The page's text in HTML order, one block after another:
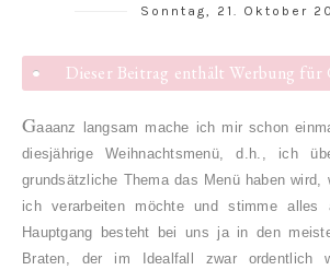
Sonntag, 21. Oktober
Dieser Beitrag enthält Werbung für
Gaaanz langsam mache ich mir schon
diesjährige Weihnachtsmenü, d.h., ich
grundsätzliche Thema das Menü haben wird,
ich verarbeiten möchte und stimme alles
Hauptgang besteht bei uns ja in den
Braten, der im Idealfall zwar ordentlich